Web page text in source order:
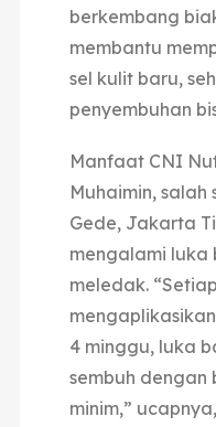
berkembang
membantu
sel kulit baru,
penyembuhan
Manfaat CNI
Muhaimin,
Gede, Jakarta
mengalami
meledak.
4 minggu, luka
sembuh dengan
minim,”